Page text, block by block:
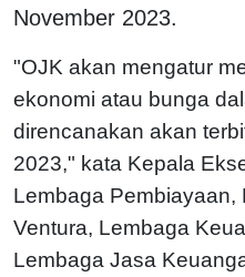
November 2023.
"OJK akan mengatur
ekonomi atau bunga
direncanakan akan
2023," kata Kepala
Lembaga Pembiayaan,
Ventura, Lembaga
Lembaga Jasa